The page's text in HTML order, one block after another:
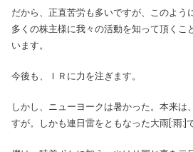
だから、正直苦労も多いですが、このよう
多くの株主様に我々の活動を知って頂くこ
います。
今後も、ＩＲに力を注ぎます。
しかし、ニューヨークは暑かった。本来は
すが。しかも連日雷をともなった大雨[:雨:]